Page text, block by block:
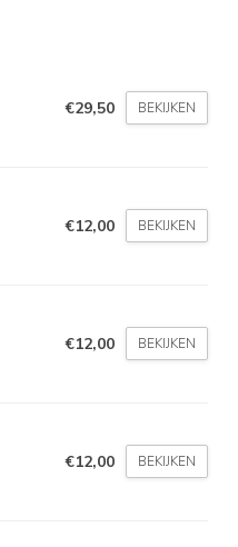
€29,50 BEKIJKEN
€12,00 BEKIJKEN
€12,00 BEKIJKEN
€12,00 BEKIJKEN